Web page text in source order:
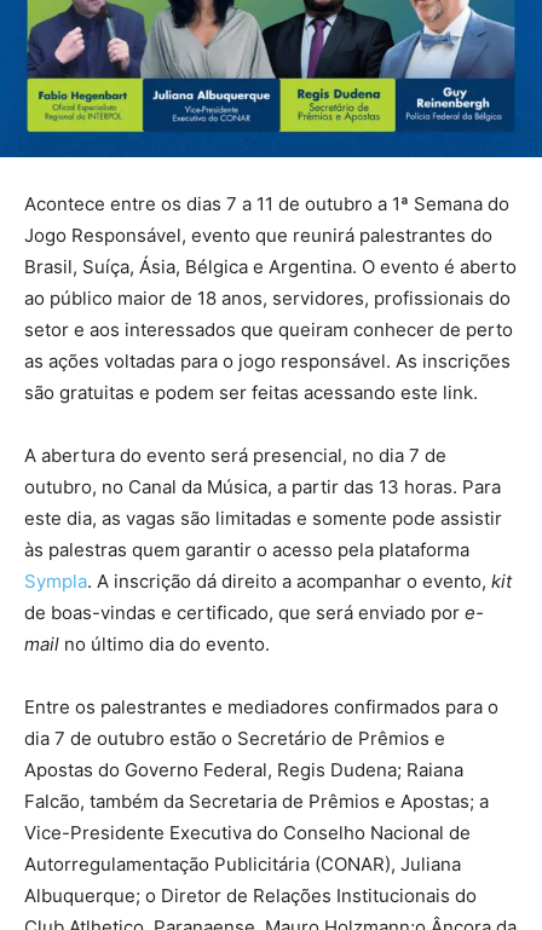
Acontece entre os dias 7 a 11 de outubro a 1ª Semana do
Jogo Responsável, evento que reunirá palestrantes do
Brasil, Suíça, Ásia, Bélgica e Argentina. O evento é aberto
ao público maior de 18 anos, servidores, profissionais do
setor e aos interessados que queiram conhecer de perto
as ações voltadas para o jogo responsável. As inscrições
são gratuitas e podem ser feitas acessando este link.
A abertura do evento será presencial, no dia 7 de
outubro, no Canal da Música, a partir das 13 horas. Para
este dia, as vagas são limitadas e somente pode assistir
às palestras quem garantir o acesso pela plataforma
Sympla. A inscrição dá direito a acompanhar o evento, kit
de boas-vindas e certificado, que será enviado por e-
mail no último dia do evento.
Entre os palestrantes e mediadores confirmados para o
dia 7 de outubro estão o Secretário de Prêmios e
Apostas do Governo Federal, Regis Dudena; Raiana
Falcão, também da Secretaria de Prêmios e Apostas; a
Vice-Presidente Executiva do Conselho Nacional de
Autorregulamentação Publicitária (CONAR), Juliana
Albuquerque; o Diretor de Relações Institucionais do